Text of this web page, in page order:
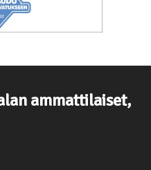
ammattilaiset,